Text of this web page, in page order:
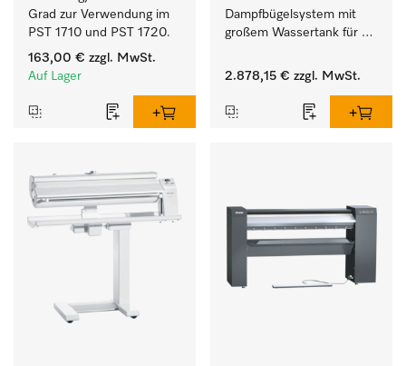
Grad zur Verwendung im
PST 1710 und PST 1720.
163,00 € zzgl. MwSt.
Auf Lager
Dampfbügelsystem mit
großem Wassertank für
perfekte
2.878,15 € zzgl. MwSt.